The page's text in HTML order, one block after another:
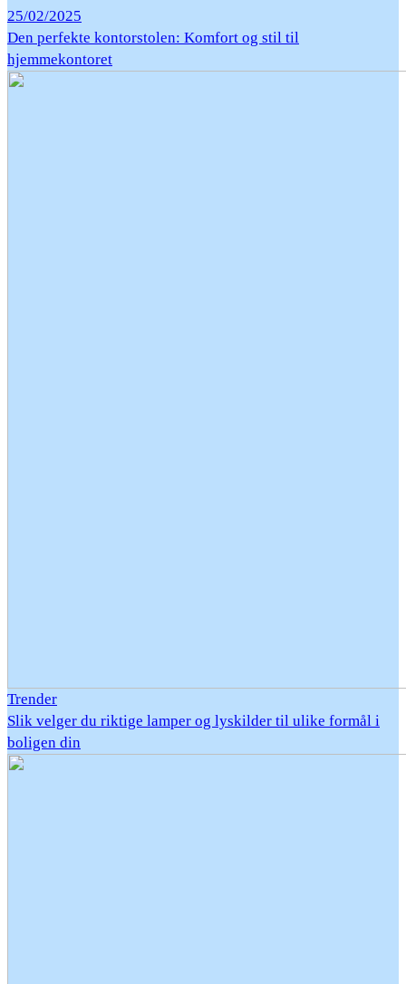
25/02/2025
Den perfekte kontorstolen: Komfort og stil til
hjemmekontoret
Trender
Slik velger du riktige lamper og lyskilder til ulike formål i
boligen din